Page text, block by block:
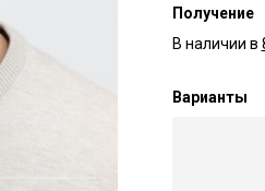
Получение
В наличии в
Варианты